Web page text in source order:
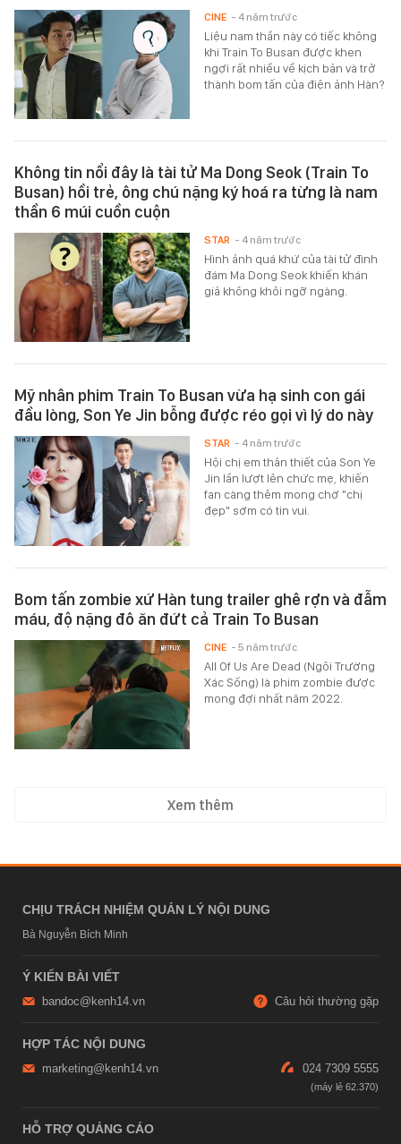
Liệu nam thần này có tiếc không
khi Train To Busan được khen
ngợi rất nhiều về kịch bản và trở
thành bom tấn của điện ảnh Hàn?
CINE - 4 năm trước
Không tin nổi đây là tài tử Ma Dong Seok (Train To
Busan) hồi trẻ, ông chú nặng ký hoá ra từng là nam
thần 6 múi cuồn cuộn
Hình ảnh quá khứ của tài tử đình
đám Ma Dong Seok khiến khán
giả không khỏi ngỡ ngàng.
STAR - 4 năm trước
Mỹ nhân phim Train To Busan vừa hạ sinh con gái
đầu lòng, Son Ye Jin bỗng được réo gọi vì lý do này
Hội chị em thân thiết của Son Ye
Jin lần lượt lên chức mẹ, khiến
fan càng thêm mong chờ "chị
đẹp" sớm có tin vui.
STAR - 4 năm trước
Bom tấn zombie xứ Hàn tung trailer ghê rợn và đẫm
máu, độ nặng đô ăn đứt cả Train To Busan
All Of Us Are Dead (Ngôi Trường
Xác Sống) là phim zombie được
mong đợi nhất năm 2022.
CINE - 5 năm trước
Xem thêm
CHỊU TRÁCH NHIỆM QUẢN LÝ NỘI DUNG
Bà Nguyễn Bích Minh
Ý KIẾN BÀI VIẾT
bandoc@kenh14.vn Câu hỏi thường gặp
HỢP TÁC NỘI DUNG
marketing@kenh14.vn 024 7309 5555
HỖ TRỢ QUẢNG CÁO